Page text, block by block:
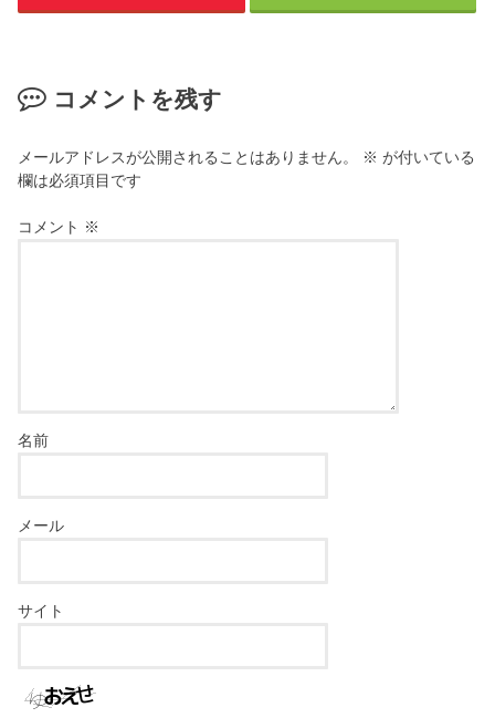
コメントを残す
メールアドレスが公開されることはありません。 ※ が付いている
欄は必須項目です
コメント ※
名前
メール
サイト